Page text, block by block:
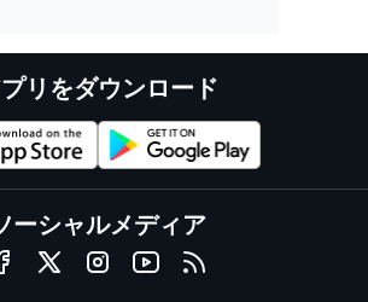
リをダウンロード
ーシャルメディア